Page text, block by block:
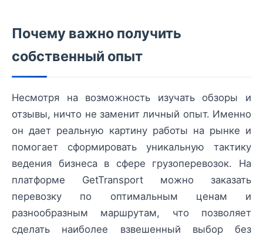
Почему важно получить
собственный опыт
Несмотря на возможность изучать обзоры и
отзывы, ничто не заменит личный опыт. Именно
он дает реальную картину работы на рынке и
помогает сформировать уникальную тактику
ведения бизнеса в сфере грузоперевозок. На
платформе GetTransport можно заказать
перевозку по оптимальным ценам и
разнообразным маршрутам, что позволяет
сделать наиболее взвешенный выбор без